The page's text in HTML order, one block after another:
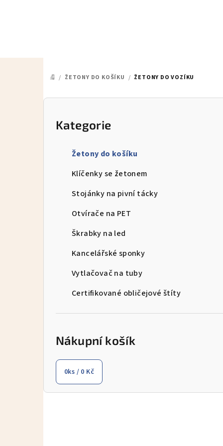
DOMŮ
/ ŽETONY DO KOŠÍKU / ŽETONY DO VOZÍKU
P
Přeskočit
kategorie
Kategorie
Žetony do košíku
Klíčenky se žetonem
Stojánky na pivní tácky
Otvírače na PET
Škrabky na led
Kancelářské sponky
Vytlačovač na tuby
Certifikované obličejové štíty
Nákupní košík
0ks / 0 Kč